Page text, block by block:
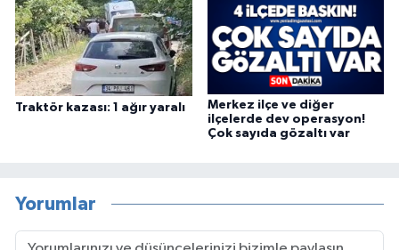
Traktör kazası: 1 ağır yaralı
Merkez ilçe ve diğer
ilçelerde dev operasyon!
Çok sayıda gözaltı var
Yorumlar